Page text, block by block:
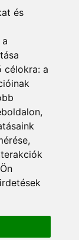
és
célokra: a
,